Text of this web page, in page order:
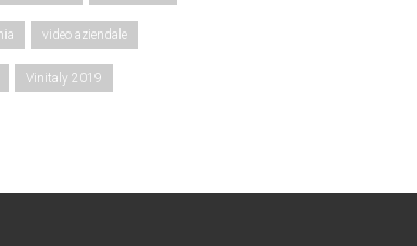
video aziendale
Vinitaly 2019